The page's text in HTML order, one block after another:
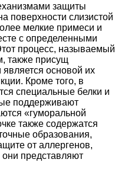
защиты
поверхности слизистой
мелкие примеси и
с определенными
процесс, называемый
также присущ
основой их
Кроме того, в
специальные белки и
поддерживают
«гуморальной
также содержатся
образования,
от аллергенов,
они представляют